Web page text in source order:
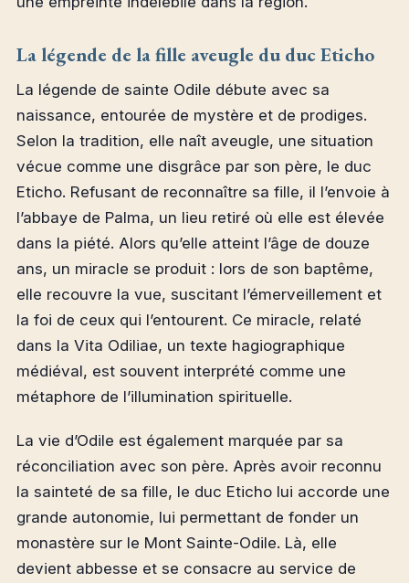
La légende de la fille aveugle du duc Eticho
La légende de sainte Odile débute avec sa
naissance, entourée de mystère et de prodiges.
Selon la tradition, elle naît aveugle, une situation
vécue comme une disgrâce par son père, le duc
Eticho. Refusant de reconnaître sa fille, il l’envoie à
l’abbaye de Palma, un lieu retiré où elle est élevée
dans la piété. Alors qu’elle atteint l’âge de douze
ans, un miracle se produit : lors de son baptême,
elle recouvre la vue, suscitant l’émerveillement et
la foi de ceux qui l’entourent. Ce miracle, relaté
dans la Vita Odiliae, un texte hagiographique
médiéval, est souvent interprété comme une
métaphore de l’illumination spirituelle.
La vie d’Odile est également marquée par sa
réconciliation avec son père. Après avoir reconnu
la sainteté de sa fille, le duc Eticho lui accorde une
grande autonomie, lui permettant de fonder un
monastère sur le Mont Sainte-Odile. Là, elle
devient abbesse et se consacre au service de